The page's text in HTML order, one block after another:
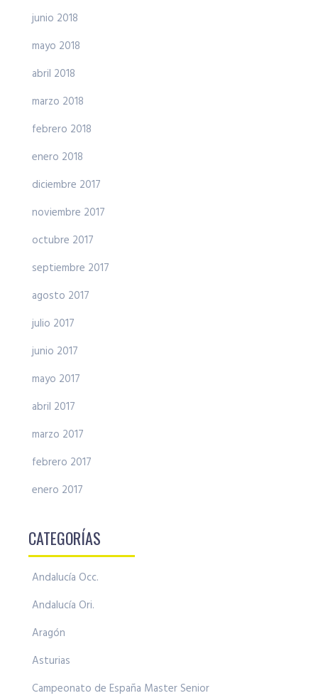
junio 2018
mayo 2018
abril 2018
marzo 2018
febrero 2018
enero 2018
diciembre 2017
noviembre 2017
octubre 2017
septiembre 2017
agosto 2017
julio 2017
junio 2017
mayo 2017
abril 2017
marzo 2017
febrero 2017
enero 2017
CATEGORÍAS
Andalucía Occ.
Andalucía Ori.
Aragón
Asturias
Campeonato de España Master Senior